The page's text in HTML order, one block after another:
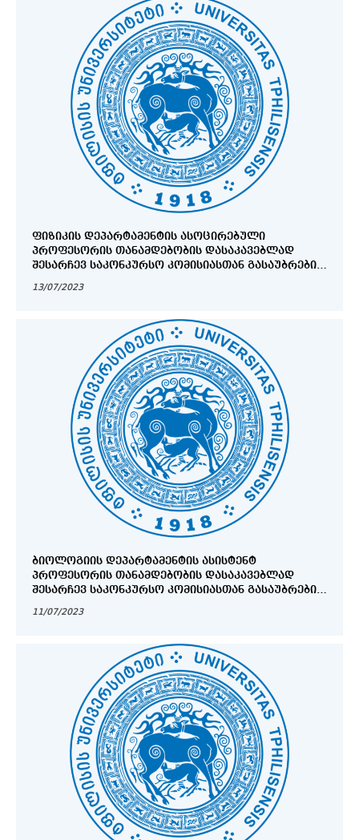
ᲤᲘᲖᲘᲙᲘᲡ ᲓᲔᲞᲐᲠᲢᲐᲛᲔᲜᲢᲘᲡ ᲐᲡᲝᲪᲘᲠᲔᲑᲣᲚᲘ
ᲞᲠᲝᲤᲔᲡᲝᲠᲘᲡ ᲗᲐᲜᲐᲛᲓᲔᲑᲝᲑᲘᲡ ᲓᲐᲡᲐᲙᲐᲕᲔᲑᲚᲐᲓ
ᲨᲔᲡᲐᲠᲩᲔᲕ ᲡᲐᲙᲝᲜᲙᲣᲠᲡᲝ ᲙᲝᲛᲘᲡᲘᲐᲡᲗᲐᲜ ᲒᲐᲡᲐᲣᲑᲠᲔᲑᲘᲡ
13/07/2023
ᲑᲘᲝᲚᲝᲒᲘᲘᲡ ᲓᲔᲞᲐᲠᲢᲐᲛᲔᲜᲢᲘᲡ ᲐᲡᲘᲡᲢᲔᲜᲢ
ᲞᲠᲝᲤᲔᲡᲝᲠᲘᲡ ᲗᲐᲜᲐᲛᲓᲔᲑᲝᲑᲘᲡ ᲓᲐᲡᲐᲙᲐᲕᲔᲑᲚᲐᲓ
ᲨᲔᲡᲐᲠᲩᲔᲕ ᲡᲐᲙᲝᲜᲙᲣᲠᲡᲝ ᲙᲝᲛᲘᲡᲘᲐᲡᲗᲐᲜ ᲒᲐᲡᲐᲣᲑᲠᲔᲑᲘᲡ
11/07/2023